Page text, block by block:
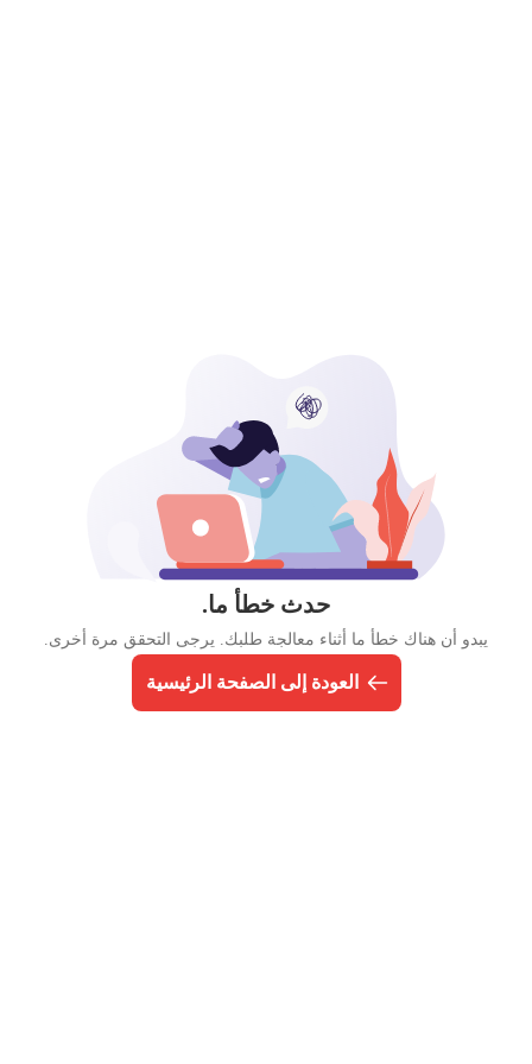
حدث خطأ ما.
يبدو أن هناك خطأ ما أثناء معالجة طلبك. يرجى التحقق مرة أخرى.
العودة إلى الصفحة الرئيسية